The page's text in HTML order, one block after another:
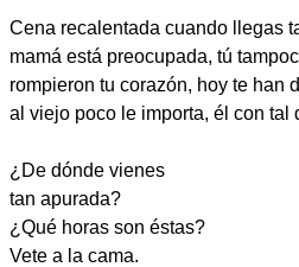
Cena recalentada cuando llegas
mamá está preocupada, tú
rompieron tu corazón, hoy te han
al viejo poco le importa, él con tal
¿De dónde vienes
tan apurada?
¿Qué horas son éstas?
Vete a la cama.